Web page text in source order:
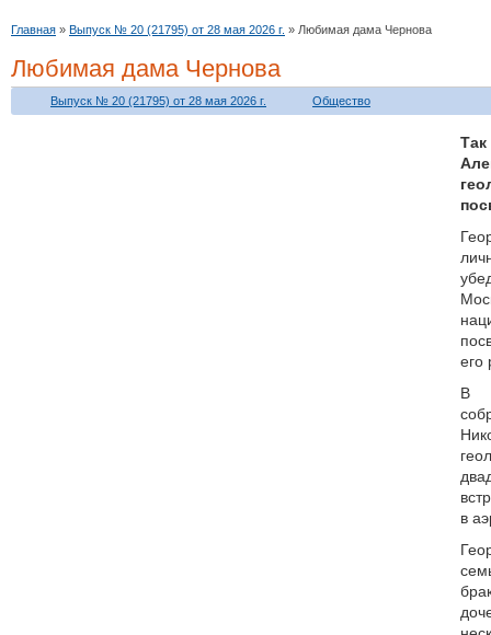
Главная » Выпуск № 20 (21795) от 28 мая 2026 г. » Любимая дама Чернова
Любимая дама Чернова
Выпуск № 20 (21795) от 28 мая 2026 г. Общество
его
В
в